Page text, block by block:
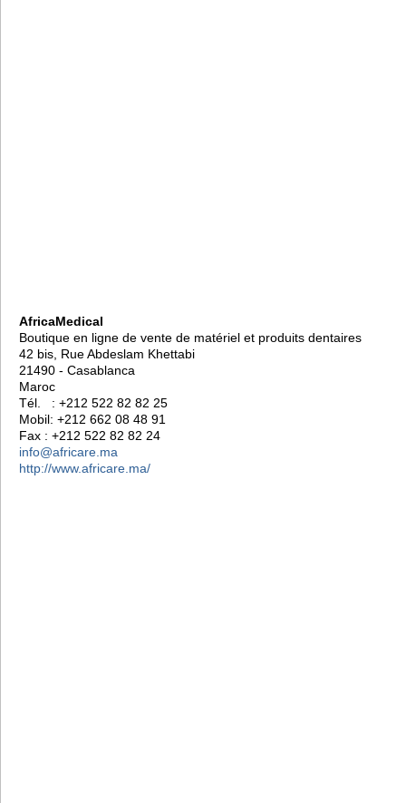
AfricaMedical
Boutique en ligne de vente de matériel et produits dentaires
42 bis, Rue Abdeslam Khettabi
21490 - Casablanca
Maroc
Tél. : +212 522 82 82 25
Mobil: +212 662 08 48 91
Fax : +212 522 82 82 24
info@africare.ma
http://www.africare.ma/